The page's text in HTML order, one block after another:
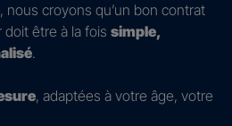
, nous croyons qu’un bon contrat
doit être à la fois simple,
.
, adaptées à votre âge, votre